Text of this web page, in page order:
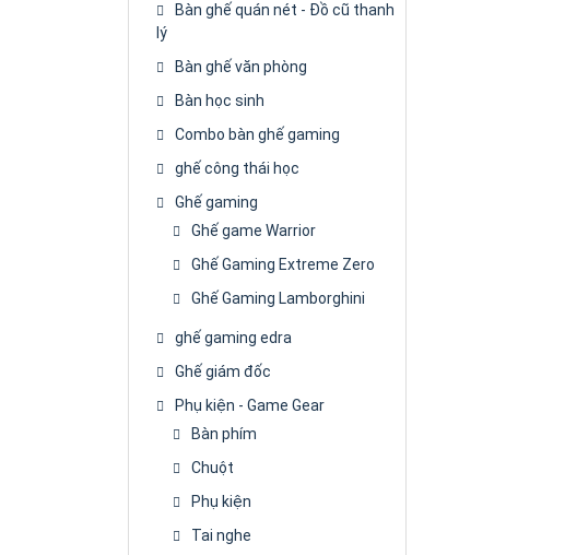
Bàn ghế quán nét - Đồ cũ thanh
lý
Bàn ghế văn phòng
Bàn học sinh
Combo bàn ghế gaming
ghế công thái học
Ghế gaming
Ghế game Warrior
Ghế Gaming Extreme Zero
Ghế Gaming Lamborghini
ghế gaming edra
Ghế giám đốc
Phụ kiện - Game Gear
Bàn phím
Chuột
Phụ kiện
Tai nghe